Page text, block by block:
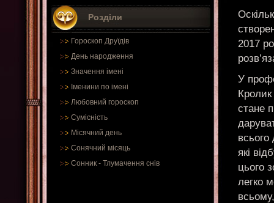
Розділи
Гороскоп Друїдів
День народження
Значення імені
Іменини по імені
Любовний гороскоп
Сумісність
Місячний день
Сонячний місяць
Сонник - Тлумачення снів
2017
У
стане
які
цього
легко